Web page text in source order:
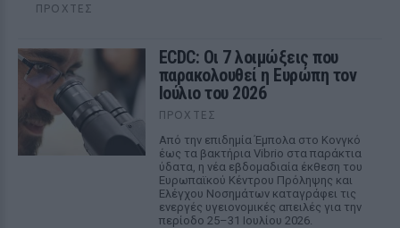
ΠΡΟΧΤΈΣ
ECDC: Οι 7 λοιμώξεις που
παρακολουθεί η Ευρώπη τον
Ιούλιο του 2026
ΠΡΟΧΤΈΣ
Από την επιδημία Έμπολα στο Κονγκό
έως τα βακτήρια Vibrio στα παράκτια
ύδατα, η νέα εβδομαδιαία έκθεση του
Ευρωπαϊκού Κέντρου Πρόληψης και
Ελέγχου Νοσημάτων καταγράφει τις
ενεργές υγειονομικές απειλές για την
περίοδο 25–31 Ιουλίου 2026.